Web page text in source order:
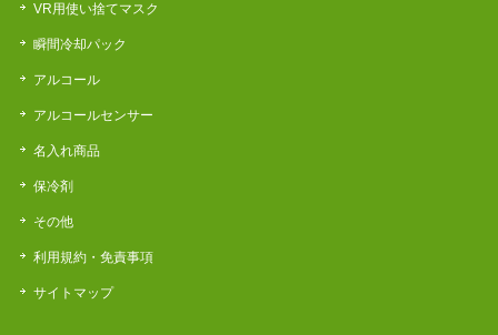
VR用使い捨てマスク
瞬間冷却パック
アルコール
アルコールセンサー
名入れ商品
保冷剤
その他
利用規約・免責事項
サイトマップ